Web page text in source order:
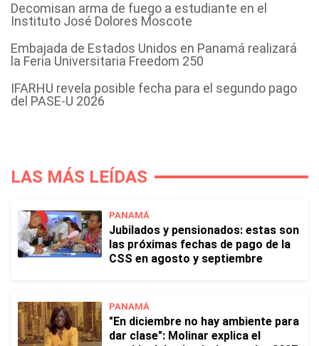
Decomisan arma de fuego a estudiante en el
Instituto José Dolores Moscote
Embajada de Estados Unidos en Panamá realizará
la Feria Universitaria Freedom 250
IFARHU revela posible fecha para el segundo pago
del PASE-U 2026
LAS MÁS LEÍDAS
PANAMÁ
Jubilados y pensionados: estas son
las próximas fechas de pago de la
CSS en agosto y septiembre
PANAMÁ
"En diciembre no hay ambiente para
dar clase": Molinar explica el